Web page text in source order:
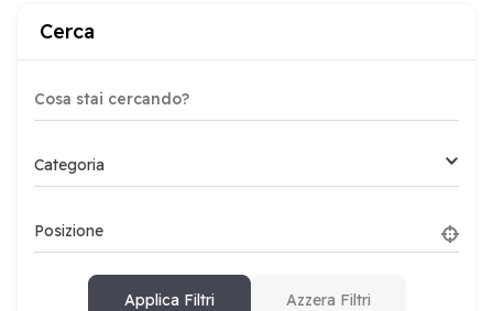
Cerca
Categoria
Posizione
Applica Filtri Azzera Filtri